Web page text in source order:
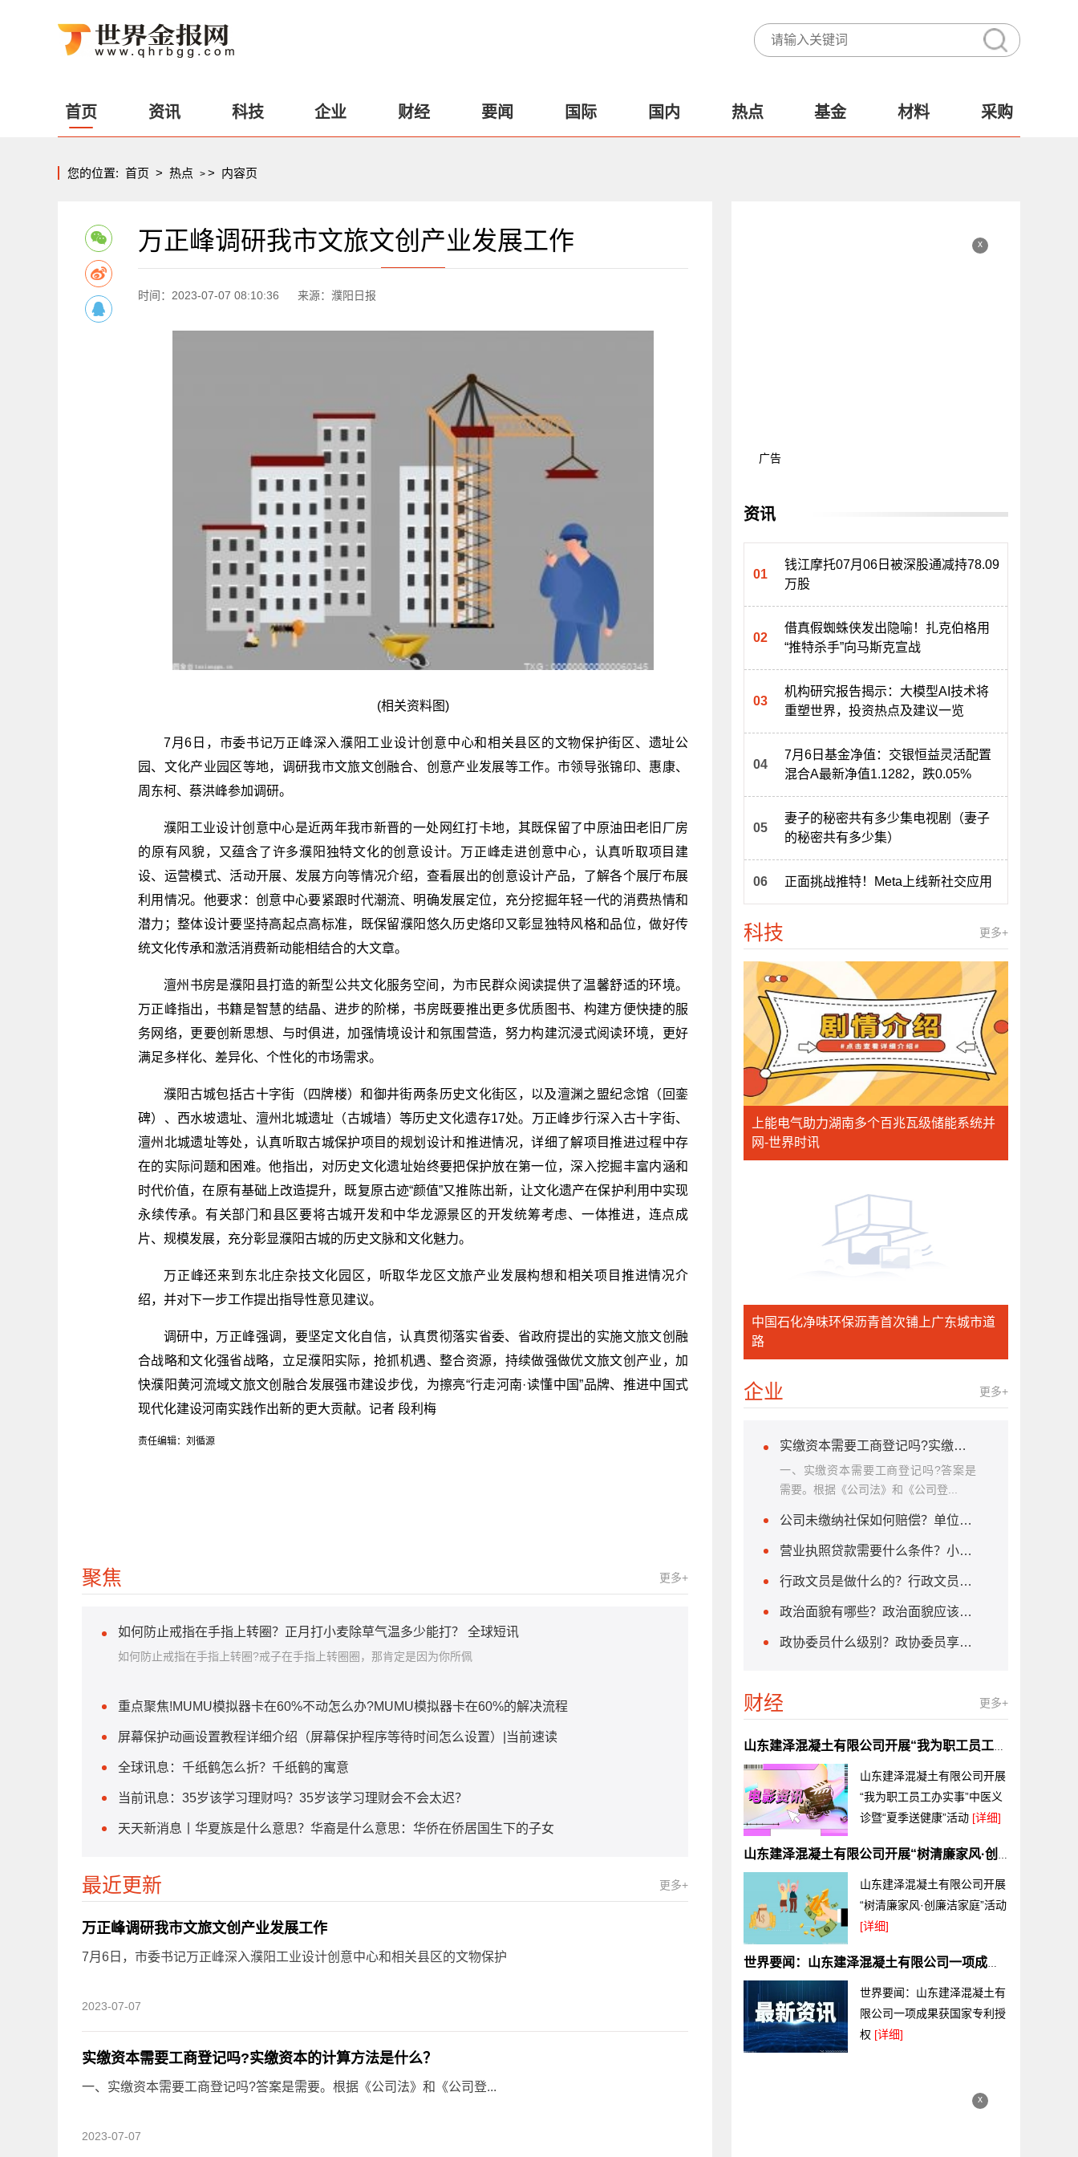
首页 资讯 科技 企业 财经 要闻 国际 国内 热点 基金 材料 采购
您的位置: 首页 > 热点 > > 内容页
万正峰调研我市文旅文创产业发展工作
时间：2023-07-07 08:10:36 来源：濮阳日报
(相关资料图)
7月6日，市委书记万正峰深入濮阳工业设计创意中心和相关县区的文物保护街区、遗址公
园、文化产业园区等地，调研我市文旅文创融合、创意产业发展等工作。市领导张锦印、惠康、
周东柯、蔡洪峰参加调研。
濮阳工业设计创意中心是近两年我市新晋的一处网红打卡地，其既保留了中原油田老旧厂房
的原有风貌，又蕴含了许多濮阳独特文化的创意设计。万正峰走进创意中心，认真听取项目建
设、运营模式、活动开展、发展方向等情况介绍，查看展出的创意设计产品，了解各个展厅布展
利用情况。他要求：创意中心要紧跟时代潮流、明确发展定位，充分挖掘年轻一代的消费热情和
潜力；整体设计要坚持高起点高标准，既保留濮阳悠久历史烙印又彰显独特风格和品位，做好传
统文化传承和激活消费新动能相结合的大文章。
澶州书房是濮阳县打造的新型公共文化服务空间，为市民群众阅读提供了温馨舒适的环境。
万正峰指出，书籍是智慧的结晶、进步的阶梯，书房既要推出更多优质图书、构建方便快捷的服
务网络，更要创新思想、与时俱进，加强情境设计和氛围营造，努力构建沉浸式阅读环境，更好
满足多样化、差异化、个性化的市场需求。
濮阳古城包括古十字街（四牌楼）和御井街两条历史文化街区，以及澶渊之盟纪念馆（回銮
碑）、西水坡遗址、澶州北城遗址（古城墙）等历史文化遗存17处。万正峰步行深入古十字街、
澶州北城遗址等处，认真听取古城保护项目的规划设计和推进情况，详细了解项目推进过程中存
在的实际问题和困难。他指出，对历史文化遗址始终要把保护放在第一位，深入挖掘丰富内涵和
时代价值，在原有基础上改造提升，既复原古迹“颜值”又推陈出新，让文化遗产在保护利用中实现
永续传承。有关部门和县区要将古城开发和中华龙源景区的开发统筹考虑、一体推进，连点成
片、规模发展，充分彰显濮阳古城的历史文脉和文化魅力。
万正峰还来到东北庄杂技文化园区，听取华龙区文旅产业发展构想和相关项目推进情况介
绍，并对下一步工作提出指导性意见建议。
调研中，万正峰强调，要坚定文化自信，认真贯彻落实省委、省政府提出的实施文旅文创融
合战略和文化强省战略，立足濮阳实际，抢抓机遇、整合资源，持续做强做优文旅文创产业，加
快濮阳黄河流域文旅文创融合发展强市建设步伐，为擦亮“行走河南·读懂中国”品牌、推进中国式
现代化建设河南实践作出新的更大贡献。记者 段利梅
责任编辑：刘循源
聚焦 更多+
如何防止戒指在手指上转圈？正月打小麦除草气温多少能打？ 全球短讯
如何防止戒指在手指上转圈?戒子在手指上转圈圈，那肯定是因为你所佩
重点聚焦!MUMU模拟器卡在60%不动怎么办?MUMU模拟器卡在60%的解决流程
屏幕保护动画设置教程详细介绍（屏幕保护程序等待时间怎么设置）|当前速读
全球讯息：千纸鹤怎么折？千纸鹤的寓意
当前讯息：35岁该学习理财吗？35岁该学习理财会不会太迟？
天天新消息丨华夏族是什么意思？华裔是什么意思：华侨在侨居国生下的子女
最近更新 更多+
万正峰调研我市文旅文创产业发展工作
7月6日，市委书记万正峰深入濮阳工业设计创意中心和相关县区的文物保护
2023-07-07
实缴资本需要工商登记吗?实缴资本的计算方法是什么？
一、实缴资本需要工商登记吗?答案是需要。根据《公司法》和《公司登...
2023-07-07
x
广告
资讯
钱江摩托07月06日被深股通减持78.09
万股
借真假蜘蛛侠发出隐喻！扎克伯格用
“推特杀手”向马斯克宣战
机构研究报告揭示：大模型AI技术将
重塑世界，投资热点及建议一览
7月6日基金净值：交银恒益灵活配置
混合A最新净值1.1282，跌0.05%
妻子的秘密共有多少集电视剧（妻子
的秘密共有多少集）
正面挑战推特！Meta上线新社交应用
科技 更多+
上能电气助力湖南多个百兆瓦级储能系统并
网-世界时讯
中国石化净味环保沥青首次铺上广东城市道
路
企业 更多+
实缴资本需要工商登记吗?实缴资本的计算方法是什么？
一、实缴资本需要工商登记吗?答案是
需要。根据《公司法》和《公司登...
公司未缴纳社保如何赔偿？单位不缴纳社保怎么办？
营业执照贷款需要什么条件？小微企业贷款需要什么条件?
行政文员是做什么的？行政文员需要什么学历？
政治面貌有哪些？政治面貌应该怎么填？
政协委员什么级别？政协委员享受哪些待遇？
财经 更多+
山东建泽混凝土有限公司开展“我为职工员工办实事”中医义诊暨“夏季送健康”活动
山东建泽混凝土有限公司开展
“我为职工员工办实事”中医义
诊暨“夏季送健康”活动 [详细]
山东建泽混凝土有限公司开展“树清廉家风·创廉洁家庭”活动
山东建泽混凝土有限公司开展
“树清廉家风·创廉洁家庭”活动
[详细]
世界要闻：山东建泽混凝土有限公司一项成果获国家专利授权
世界要闻：山东建泽混凝土有
限公司一项成果获国家专利授
权 [详细]
x